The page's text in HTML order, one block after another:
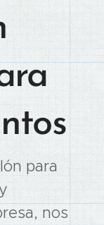
para
nos